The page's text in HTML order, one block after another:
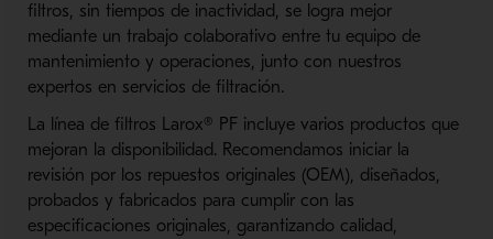
filtros, sin tiempos de inactividad, se logra mejor
mediante un trabajo colaborativo entre tu equipo de
mantenimiento y operaciones, junto con nuestros
expertos en servicios de filtración.
La línea de filtros Larox® PF incluye varios productos que
mejoran la disponibilidad. Recomendamos iniciar la
revisión por los repuestos originales (OEM), diseñados,
probados y fabricados para cumplir con las
especificaciones originales, garantizando calidad,